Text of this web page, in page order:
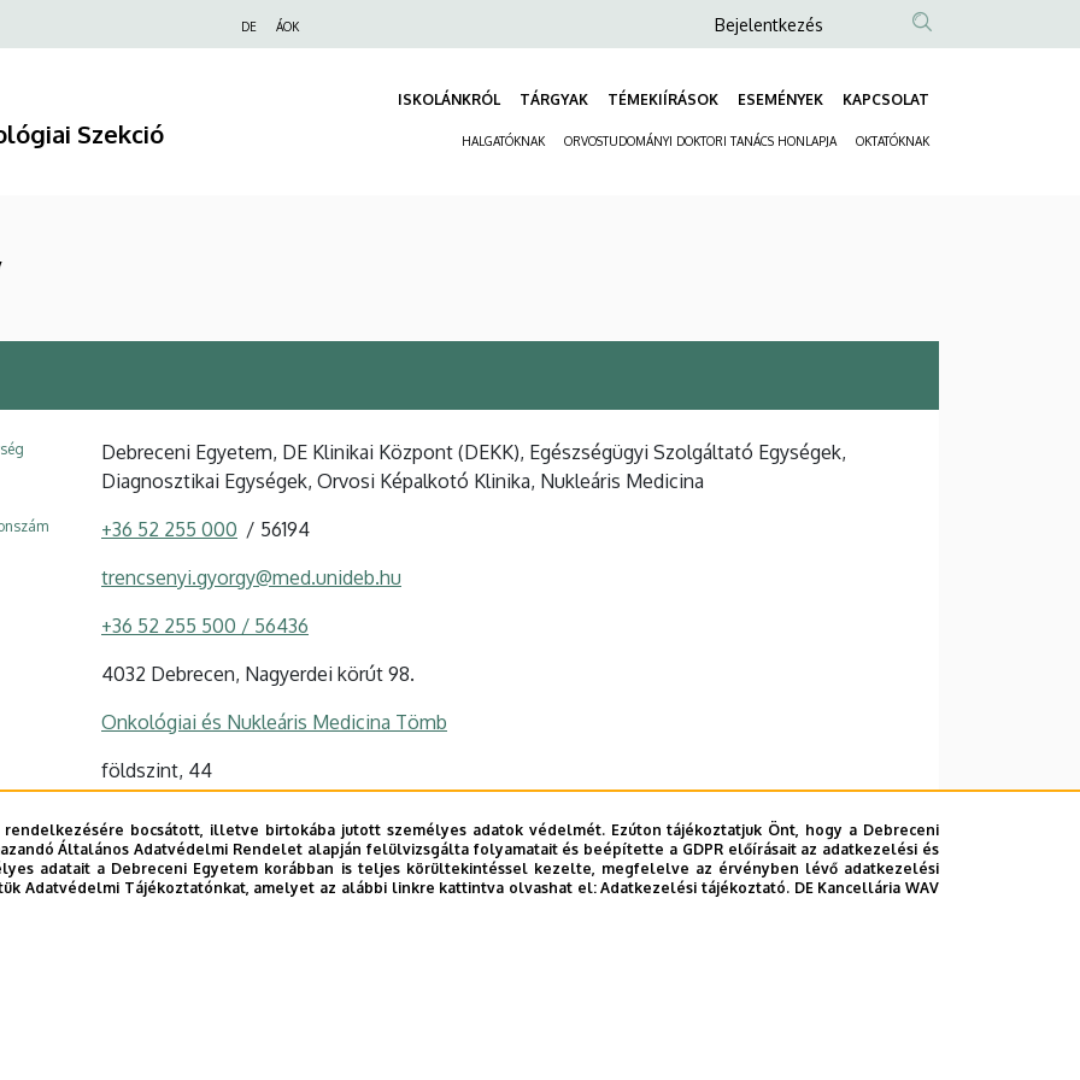
DE ÁOK
Anonim
fiók
menüje
Bejelentkezés
Szekció
ISKOLÁNKRÓL TÁRGYAK TÉMEKIÍRÁSOK ESEMÉNYEK KAPCSOLAT
HALGATÓKNAK ORVOSTUDOMÁNYI DOKTORI TANÁCS HONLAPJA OKTATÓKNAK
Debreceni Egyetem, DE Klinikai Központ (DEKK), Egészségügyi Szolgáltató Egységek,
Diagnosztikai Egységek, Orvosi Képalkotó Klinika, Nukleáris Medicina
+36 52 255 000 56194
trencsenyi.gyorgy@med.unideb.hu
+36 52 255 500 / 56436
4032 Debrecen, Nagyerdei körút 98.
Onkológiai és Nukleáris Medicina Tömb
földszint, 44
Szervezeti weboldal
Tudóstér profil
bocsátott, illetve birtokába jutott személyes adatok védelmét. Ezúton tájékoztatjuk Önt, hogy a Debreceni
Általános Adatvédelmi Rendelet alapján felülvizsgálta folyamatait és beépítette a GDPR előírásait az adatkezelési és
adatait a Debreceni Egyetem korábban is teljes körültekintéssel kezelte, megfelelve az érvényben lévő adatkezelési
Adatvédelmi Tájékoztatónkat, amelyet az alábbi linkre kattintva olvashat el:Adatkezelési tájékoztató. DE Kancellária WAV